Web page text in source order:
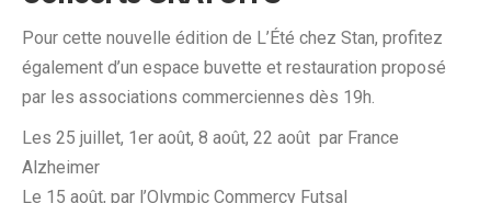
Pour cette nouvelle édition de L’Été chez Stan, profitez
également d’un espace buvette et restauration proposé
par les associations commerciennes dès 19h.
Les 25 juillet, 1er août, 8 août, 22 août par France
Alzheimer
Le 15 août, par l’Olympic Commercy Futsal